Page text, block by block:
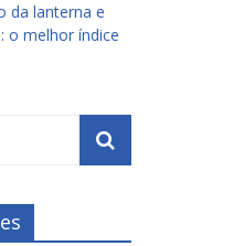
da lanterna e
o melhor índice